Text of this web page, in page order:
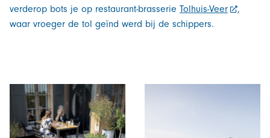
verderop bots je op restaurant-brasserie Tolhuis-Veer
,
waar vroeger de tol geïnd werd bij de schippers.